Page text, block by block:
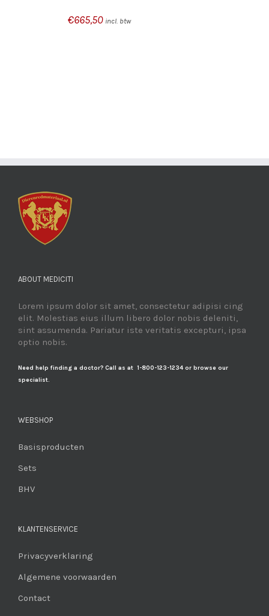
€665,50 incl. btw
ABOUT MEDICITI
Lorem ipsum dolor sit amet, consectetur adipisi cing
elit. Molestias eius illum libero dolor nobis deleniti,
sint assumenda. Pariatur iste veritatis excepturi, ipsa
optio nobis.
Need help finding a doctor? Call as at 1-800-123-1234 or browse our
specialist.
WEBSHOP
Basisproducten
Sets
BHV
KLANTENSERVICE
Privacyverklaring
Algemene voorwaarden
Contact